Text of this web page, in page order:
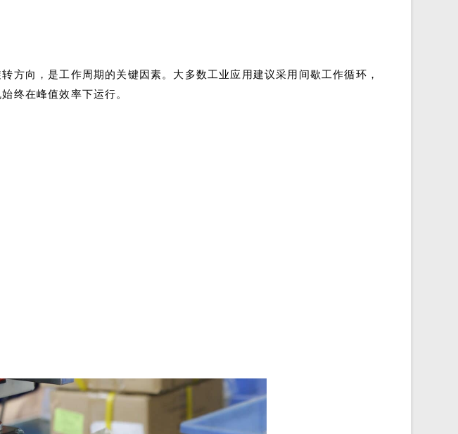
方向，是工作周期的关键因素。大多数工业应用建议采用间歇工作循环，
终在峰值效率下运行。